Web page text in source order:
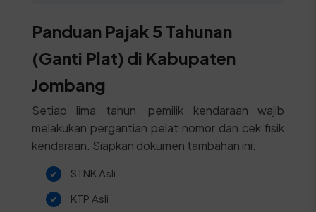
Panduan Pajak 5 Tahunan
(Ganti Plat) di Kabupaten
Jombang
Setiap lima tahun, pemilik kendaraan wajib
melakukan pergantian pelat nomor dan cek fisik
kendaraan. Siapkan dokumen tambahan ini:
STNK Asli
KTP Asli